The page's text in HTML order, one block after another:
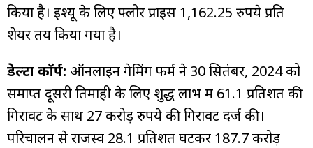
किया है। इश्यू के लिए फ्लोर प्राइस 1,162.25 रुपये प्रति
शेयर तय किया गया है।
डेल्टा कॉर्प: ऑनलाइन गेमिंग फर्म ने 30 सितंबर, 2024 को
समाप्त दूसरी तिमाही के लिए शुद्ध लाभ में 61.1 प्रतिशत की
गिरावट के साथ 27 करोड़ रुपये की गिरावट दर्ज की।
परिचालन से राजस्व 28.1 प्रतिशत घटकर 187.7 करोड़